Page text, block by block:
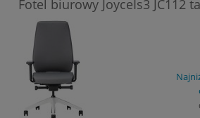
Fotel biurowy JoyceIs3 JC112